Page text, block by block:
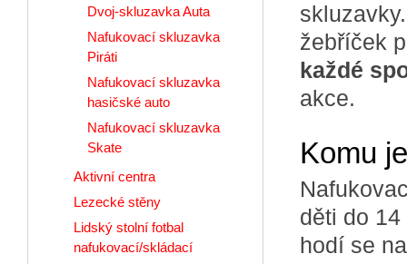
žebříček
každé
akce.
Komu
děti do
hodí se
Dvoj-skluzavka Auta
Nafukovací skluzavka
Piráti
Nafukovací skluzavka
hasičské auto
Nafukovací skluzavka
Skate
Aktivní centra
Lezecké stěny
Lidský stolní fotbal
nafukovací/skládací